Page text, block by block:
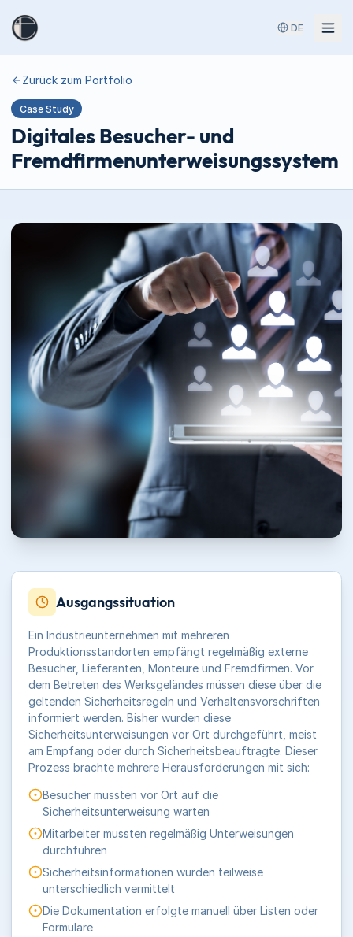
DE
Zurück zum Portfolio
Case Study
Digitales Besucher- und
Fremdfirmenunterweisungssystem
Ausgangssituation
Ein Industrieunternehmen mit mehreren
Produktionsstandorten empfängt regelmäßig externe
Besucher, Lieferanten, Monteure und Fremdfirmen. Vor
dem Betreten des Werksgeländes müssen diese über die
geltenden Sicherheitsregeln und Verhaltensvorschriften
informiert werden. Bisher wurden diese
Sicherheitsunterweisungen vor Ort durchgeführt, meist
am Empfang oder durch Sicherheitsbeauftragte. Dieser
Prozess brachte mehrere Herausforderungen mit sich:
Besucher mussten vor Ort auf die
Sicherheitsunterweisung warten
Mitarbeiter mussten regelmäßig Unterweisungen
durchführen
Sicherheitsinformationen wurden teilweise
unterschiedlich vermittelt
Die Dokumentation erfolgte manuell über Listen oder
Formulare